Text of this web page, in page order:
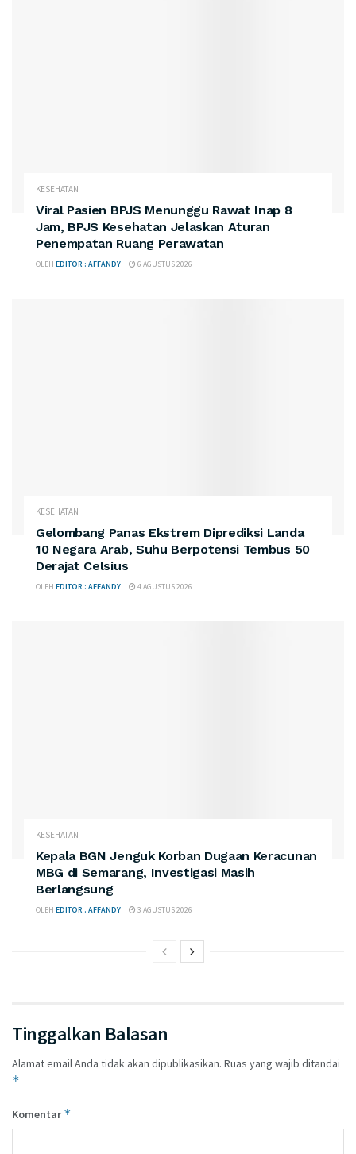
KESEHATAN
Viral Pasien BPJS Menunggu Rawat Inap 8
Jam, BPJS Kesehatan Jelaskan Aturan
Penempatan Ruang Perawatan
OLEH EDITOR : AFFANDY 6 AGUSTUS 2026
KESEHATAN
Gelombang Panas Ekstrem Diprediksi Landa
10 Negara Arab, Suhu Berpotensi Tembus 50
Derajat Celsius
OLEH EDITOR : AFFANDY 4 AGUSTUS 2026
KESEHATAN
Kepala BGN Jenguk Korban Dugaan Keracunan
MBG di Semarang, Investigasi Masih
Berlangsung
OLEH EDITOR : AFFANDY 3 AGUSTUS 2026
Tinggalkan Balasan
Alamat email Anda tidak akan dipublikasikan. Ruas yang wajib ditandai
*
Komentar*